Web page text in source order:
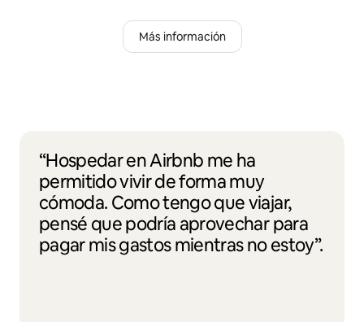
Más información
“Hospedar en Airbnb me ha
permitido vivir de forma muy
cómoda. Como tengo que viajar,
pensé que podría aprovechar para
pagar mis gastos mientras no estoy”.